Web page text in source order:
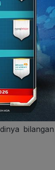
sosis bakar
teringat
kamu
Nah, negatif
tentang
bilangan